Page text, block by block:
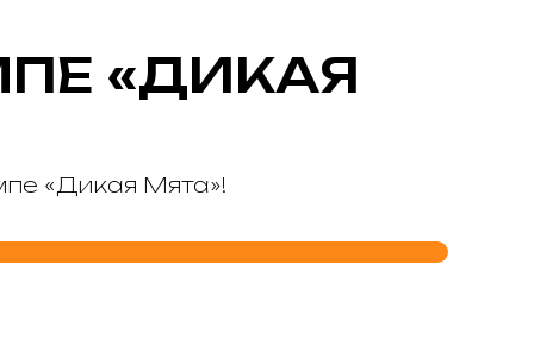
«ДИКАЯ
«Дикая Мята»!